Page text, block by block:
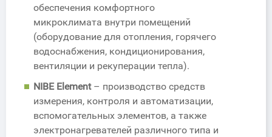
обеспечения комфортного
микроклимата внутри помещений
(оборудование для отопления, горячего
водоснабжения, кондиционирования,
вентиляции и рекуперации тепла).
NIBE Element– производство средств
измерения, контроля и автоматизации,
вспомогательных элементов, а также
электронагревателей различного типа и